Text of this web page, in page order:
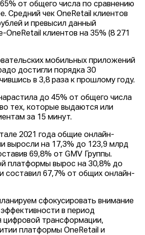
от общего числа по сравнению
Средний чек OneRetail клиентов
и превысил данный
OneRetail клиентов на 35% (8 271
мобильных приложений
достигли порядка 30
в 3,8 раза к прошлому году.
до 45% от общего числа
тех, которые выдаются или
за 15 минут.
2021 года общие онлайн-
выросли на 17,3% до 123,9 млрд
69,8% от GMV Группы.
платформы вырос на 30,8% до
составил 67,7% от общих онлайн-
сфокусировать внимание
в период
трансформации,
платформы OneRetail и